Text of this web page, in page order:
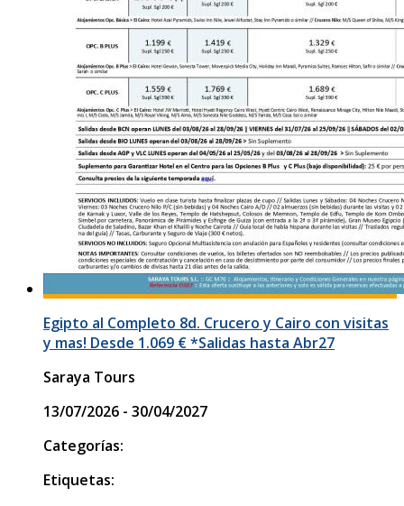
Egipto al Completo 8d. Crucero y Cairo con visitas
y mas! Desde 1.069 € *Salidas hasta Abr27
Saraya Tours
13/07/2026 - 30/04/2027
Categorías:
Etiquetas: